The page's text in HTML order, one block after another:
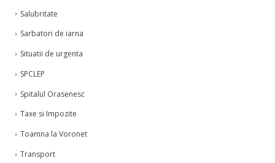
Salubritate
Sarbatori de iarna
Situatii de urgenta
SPCLEP
Spitalul Orasenesc
Taxe si Impozite
Toamna la Voronet
Transport